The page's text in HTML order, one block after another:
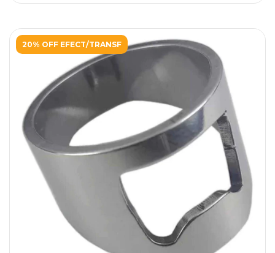
20% OFF EFECT/TRANSF